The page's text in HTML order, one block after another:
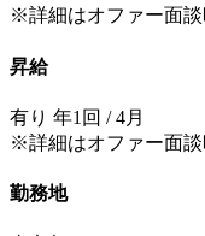
※詳細はオファー面談
昇給
有り 年1回 / 4月
※詳細はオファー面談
勤務地